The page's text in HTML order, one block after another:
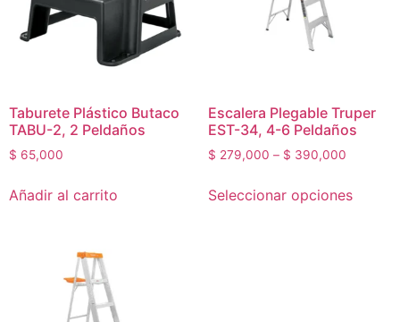
Taburete Plástico Butaco
TABU-2, 2 Peldaños
$ 65,000
Añadir al carrito
Escalera Plegable Truper
EST-34, 4-6 Peldaños
$ 279,000 – $ 390,000
Seleccionar opciones